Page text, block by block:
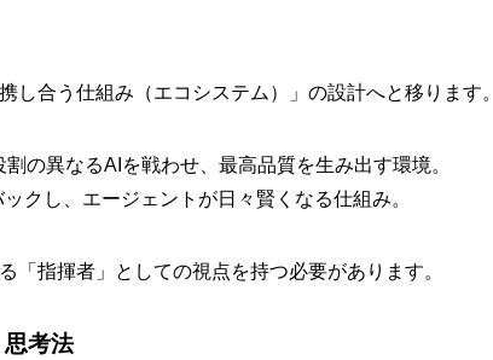
合う仕組み（エコシステム）」の設計へと移ります。
の異なるAIを戦わせ、最高品質を生み出す環境。
クし、エージェントが日々賢くなる仕組み。
指揮者」としての視点を持つ必要があります。
考法